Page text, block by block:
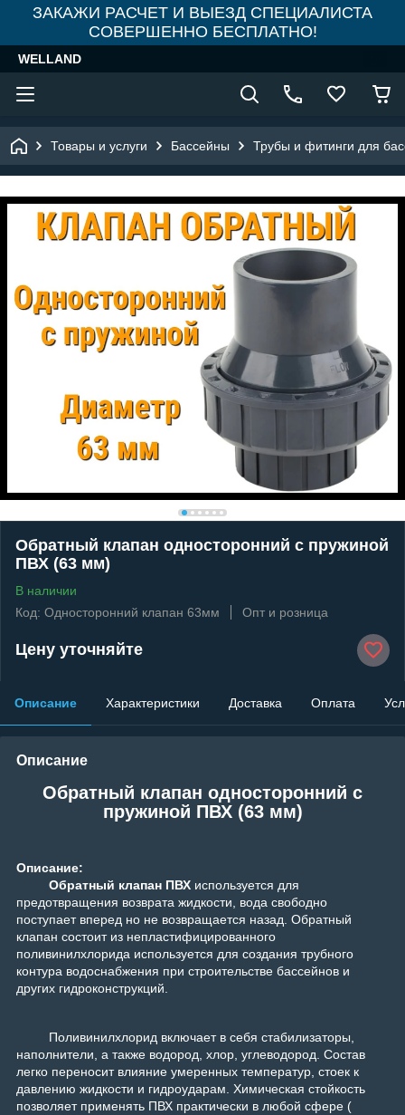
ЗАКАЖИ РАСЧЕТ И ВЫЕЗД СПЕЦИАЛИСТА
СОВЕРШЕННО БЕСПЛАТНО!
WELLAND
Товары и услуги Бассейны Трубы и фитинги для
Обратный клапан односторонний с пружиной
ПВХ (63 мм)
В наличии
Код: Односторонний клапан 63мм
Опт и розница
Цену уточняйте
Описание Характеристики Доставка Оплата
Описание
Обратный клапан односторонний с
пружиной ПВХ (63 мм)
Описание:
Обратный клапан ПВХ используется для
предотвращения возврата жидкости, вода свободно
поступает вперед но не возвращается назад. Обратный
клапан состоит из непластифицированного
поливинилхлорида используется для создания трубного
контура водоснабжения при строительстве бассейнов и
других гидроконструкций.
Поливинилхлорид включает в себя стабилизаторы,
наполнители, а также водород, хлор, углеводород. Состав
легко переносит влияние умеренных температур, стоек к
давлению жидкости и гидроударам. Химическая стойкость
позволяет применять ПВХ практически в любой сфере (